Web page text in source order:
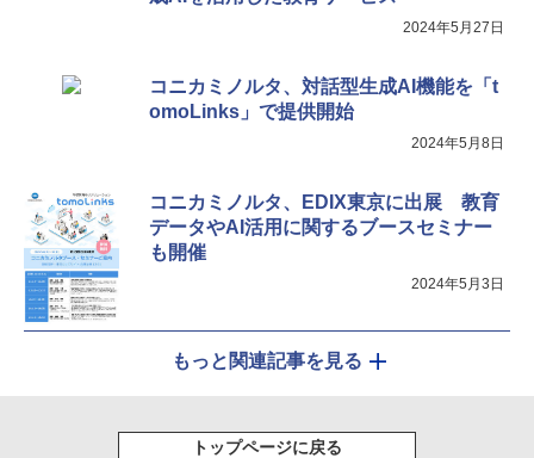
2024年5月27日
コニカミノルタ、対話型生成AI機能を「t
omoLinks」で提供開始
2024年5月8日
コニカミノルタ、EDIX東京に出展 教育
データやAI活用に関するブースセミナー
も開催
2024年5月3日
もっと関連記事を見る
トップページに戻る